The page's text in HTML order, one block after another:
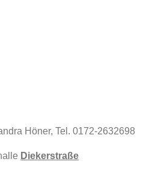
Höner, Tel. 0172-2632698
Diekerstraße